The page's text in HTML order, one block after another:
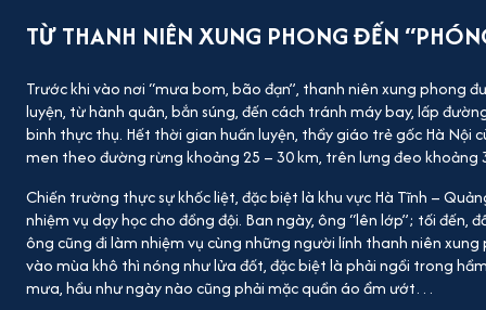
TỪ THANH NIÊN XUNG PHONG ĐẾN
Trước khi vào nơi “mưa bom, bão đạn”, thanh niên xung phong
luyện, từ hành quân, bắn súng, đến cách tránh máy bay, lấp
binh thực thụ. Hết thời gian huấn luyện, thầy giáo trẻ gốc Hà Nội
men theo đường rừng khoảng 25 – 30 km, trên lưng đeo
Chiến trường thực sự khốc liệt, đặc biệt là khu vực Hà Tĩnh –
nhiệm vụ dạy học cho đồng đội. Ban ngày, ông “lên lớp”; tối đến,
ông cũng đi làm nhiệm vụ cùng những người lính thanh niên
vào mùa khô thì nóng như lửa đốt, đặc biệt là phải ngồi trong
mưa, hầu như ngày nào cũng phải mặc quần áo ẩm ướt…